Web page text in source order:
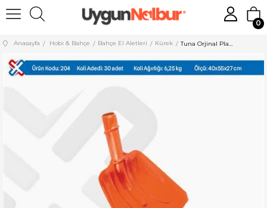
0
Anasayfa Hobi & Bahçe Bahçe El Aletleri Kürek